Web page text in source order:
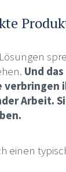
Und
verbringen
Arbeit.
einen